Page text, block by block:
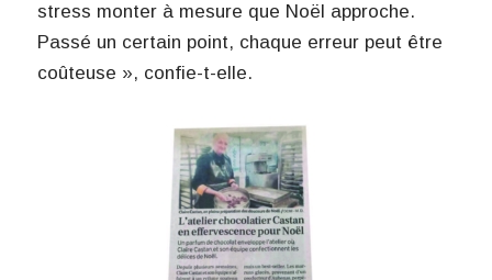
stress monter à mesure que Noël approche.
Passé un certain point, chaque erreur peut être
coûteuse », confie-t-elle.